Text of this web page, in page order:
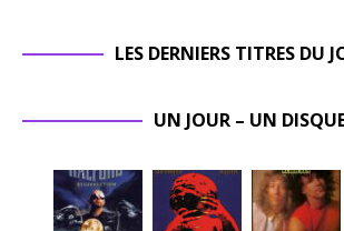
LES DERNIERS TITRES DU
UN JOUR – UN